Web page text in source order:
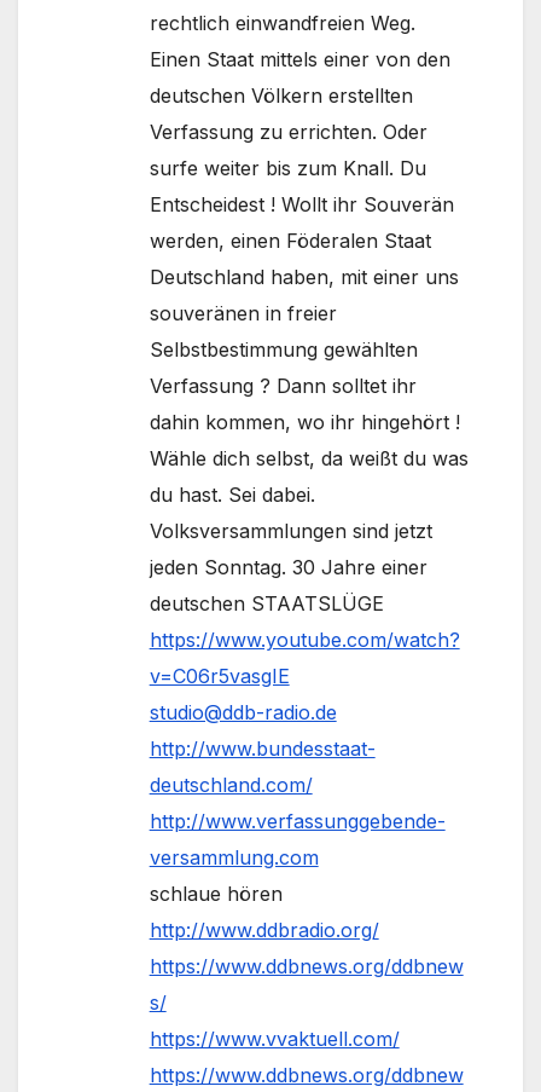
rechtlich einwandfreien Weg.
Einen Staat mittels einer von den
deutschen Völkern erstellten
Verfassung zu errichten. Oder
surfe weiter bis zum Knall. Du
Entscheidest ! Wollt ihr Souverän
werden, einen Föderalen Staat
Deutschland haben, mit einer uns
souveränen in freier
Selbstbestimmung gewählten
Verfassung ? Dann solltet ihr
dahin kommen, wo ihr hingehört !
Wähle dich selbst, da weißt du was
du hast. Sei dabei.
Volksversammlungen sind jetzt
jeden Sonntag. 30 Jahre einer
deutschen STAATSLÜGE
https://www.youtube.com/watch?
v=C06r5vasgIE
studio@ddb-radio.de
http://www.bundesstaat-
deutschland.com/
http://www.verfassunggebende-
versammlung.com
schlaue hören
http://www.ddbradio.org/
https://www.ddbnews.org/ddbnew
s/
https://www.vvaktuell.com/
https://www.ddbnews.org/ddbnew